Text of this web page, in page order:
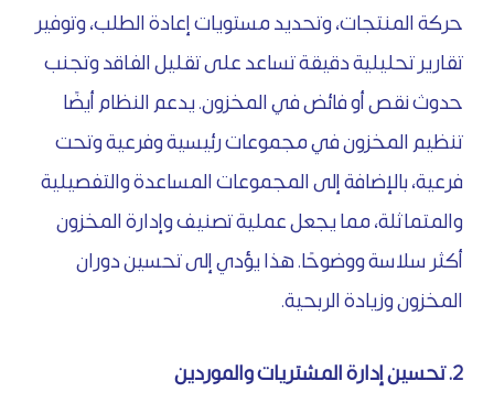
حركة المنتجات، وتحديد مستويات إعادة الطلب، وتوفير
تقارير تحليلية دقيقة تساعد على تقليل الفاقد وتجنب
حدوث نقص أو فائض في المخزون. يدعم النظام أيضًا
تنظيم المخزون في مجموعات رئيسية وفرعية وتحت
فرعية، بالإضافة إلى المجموعات المساعدة والتفصيلية
والمتماثلة، مما يجعل عملية تصنيف وإدارة المخزون
أكثر سلاسة ووضوحًا. هذا يؤدي إلى تحسين دوران
المخزون وزيادة الربحية.
2. تحسين إدارة المشتريات والموردين